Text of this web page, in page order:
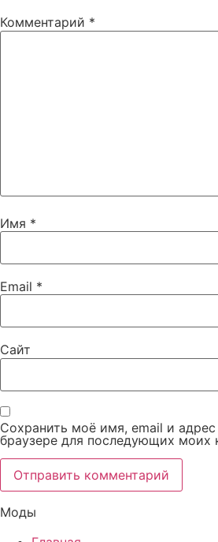
Комментарий *
Имя *
Email *
Сайт
Сохранить моё имя, email и адрес
браузере для последующих моих
Моды